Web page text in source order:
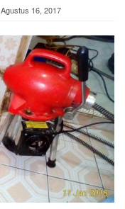
Agustus 16, 2017